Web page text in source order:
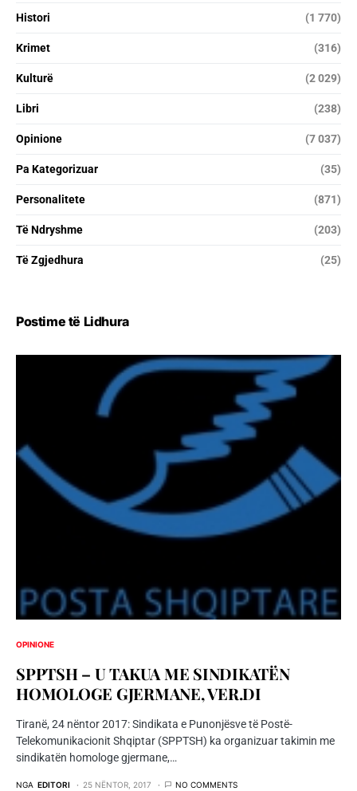
Histori (1 770)
Krimet (316)
Kulturë (2 029)
Libri (238)
Opinione (7 037)
Pa Kategorizuar (35)
Personalitete (871)
Të Ndryshme (203)
Të Zgjedhura (25)
Postime të Lidhura
OPINIONE
SPPTSH – U TAKUA ME SINDIKATËN
HOMOLOGE GJERMANE, VER.DI
Tiranë, 24 nëntor 2017: Sindikata e Punonjësve të Postë-
Telekomunikacionit Shqiptar (SPPTSH) ka organizuar takimin me
sindikatën homologe gjermane,…
NGA EDITORI 25 NËNTOR, 2017 NO COMMENTS